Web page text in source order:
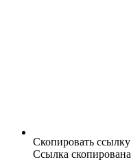
Скопировать ссылку
Ссылка скопирована